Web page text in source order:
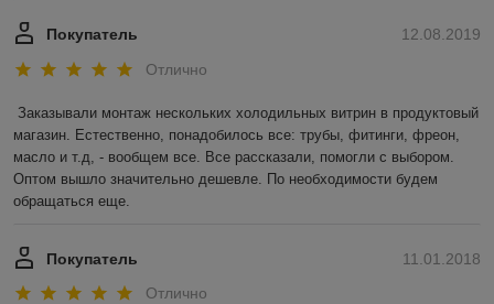
12.08.2019
Покупатель
Отлично
Заказывали монтаж нескольких холодильных витрин в продуктовый
магазин. Естественно, понадобилось все: трубы, фитинги, фреон,
масло и т.д, - вообщем все. Все рассказали, помогли с выбором.
Оптом вышло значительно дешевле. По необходимости будем
обращаться еще.
11.01.2018
Покупатель
Отлично